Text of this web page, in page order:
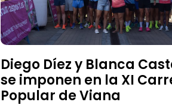
Diego Díez y Blanca
se imponen en la XI
Popular de Viana